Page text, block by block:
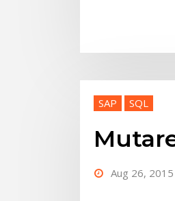
SAP SQL
Aug 26, 2015